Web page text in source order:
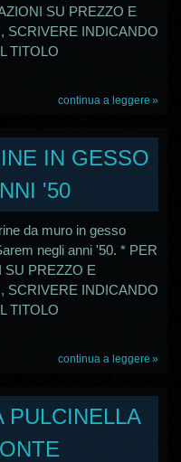
SU PREZZO E
SCRIVERE INDICANDO
TITOLO
continua a leggere
IN GESSO
'50
da muro in gesso
negli anni '50. * PER
SU PREZZO E
SCRIVERE INDICANDO
TITOLO
continua a leggere
PULCINELLA